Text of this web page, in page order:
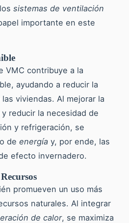
sistemas de ventilación
importante en este
VMC contribuye a la
ayudando a reducir la
viviendas. Al mejorar la
y reducir la necesidad de
y refrigeración, se
de energía y, por ende, las
efecto invernadero.
promueven un uso más
naturales. Al integrar
de calor, se maximiza